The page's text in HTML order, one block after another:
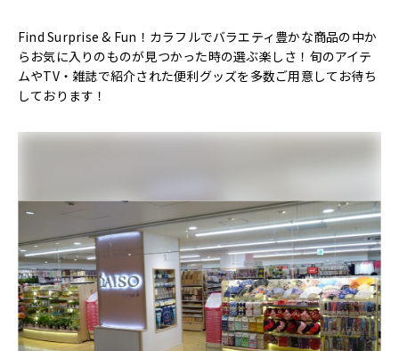
Find Surprise & Fun！カラフルでバラエティ豊かな商品の中か
らお気に入りのものが見つかった時の選ぶ楽しさ！旬のアイテ
ムやTV・雑誌で紹介された便利グッズを多数ご用意してお待ち
しております！